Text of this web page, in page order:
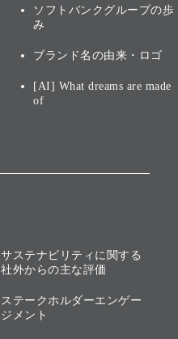
ソフトバンクグループの歩
み
ブランド名の由来・ロゴ
[AI] What dreams are made
of
サステナビリティに関する
社外からの主な評価
ステークホルダーエンゲー
ジメント